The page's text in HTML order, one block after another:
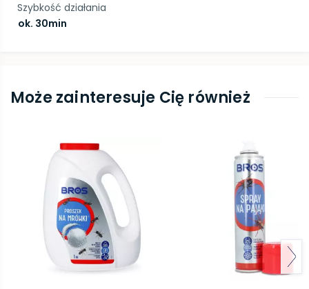
Szybkość działania
ok. 30min
Może zainteresuje Cię również